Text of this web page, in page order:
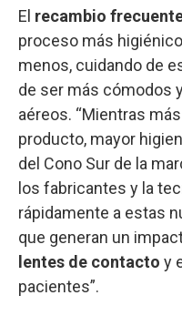
El recambio
proceso más
menos, cuidando de
de ser más cómodos
aéreos. “Mientras
producto, mayor
del Cono Sur de la
los fabricantes y la
rápidamente a estas
que generan un
lentes de contacto y
pacientes”.